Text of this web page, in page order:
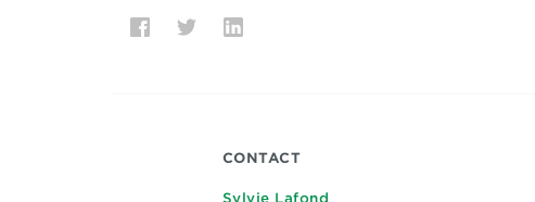
CONTACT
Sylvie Lafond